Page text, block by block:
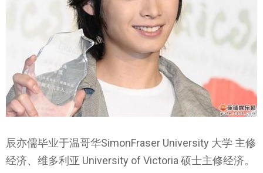
辰亦儒毕业于温哥华SimonFraser University 大学 主修
经济、维多利亚 University of Victoria 硕士主修经济。